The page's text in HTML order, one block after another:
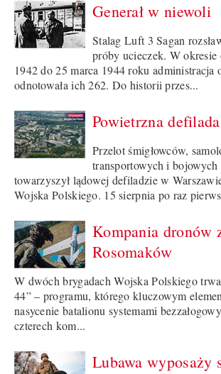
Generał w niewoli
Stalag Luft 3 Sagan
próby ucieczek. W
1942 do 25 marca 1944 roku administracja
odnotowała ich 262. Do historii przes...
Powietrzna defilada
Przelot śmigłowców,
transportowych i bojowych
towarzyszył lądowej defiladzie w
Wojska Polskiego. 15 sierpnia po raz
Kompania dronów
Rosomaków
W dwóch brygadach Wojska Polskiego
44” – programu, którego kluczowym
nasycenie batalionu systemami
czterech kom...
Lubawa wyposaży